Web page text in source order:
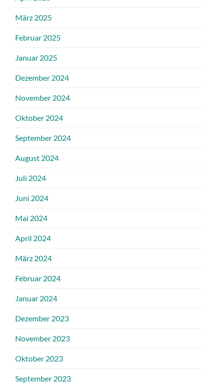
März 2025
Februar 2025
Januar 2025
Dezember 2024
November 2024
Oktober 2024
September 2024
August 2024
Juli 2024
Juni 2024
Mai 2024
April 2024
März 2024
Februar 2024
Januar 2024
Dezember 2023
November 2023
Oktober 2023
September 2023